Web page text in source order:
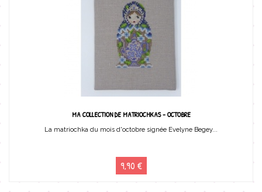
MA COLLECTION DE MATRIOCHKAS - OCTOBRE
La matriochka du mois d'octobre signée Evelyne Begey...
9,90 €